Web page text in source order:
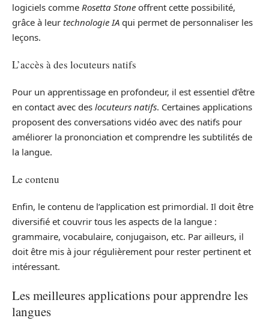
logiciels comme Rosetta Stone offrent cette possibilité,
grâce à leur technologie IA qui permet de personnaliser les
leçons.
L’accès à des locuteurs natifs
Pour un apprentissage en profondeur, il est essentiel d’être
en contact avec des locuteurs natifs. Certaines applications
proposent des conversations vidéo avec des natifs pour
améliorer la prononciation et comprendre les subtilités de
la langue.
Le contenu
Enfin, le contenu de l’application est primordial. Il doit être
diversifié et couvrir tous les aspects de la langue :
grammaire, vocabulaire, conjugaison, etc. Par ailleurs, il
doit être mis à jour régulièrement pour rester pertinent et
intéressant.
Les meilleures applications pour apprendre les
langues